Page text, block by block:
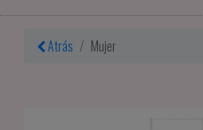
Atrás
Mujer